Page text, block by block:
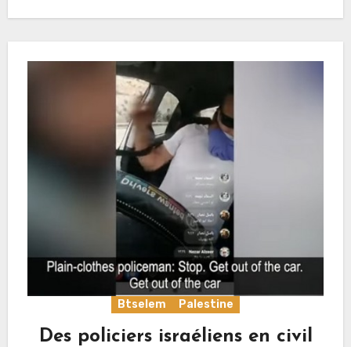
Btselem Palestine
Des policiers israéliens en civil